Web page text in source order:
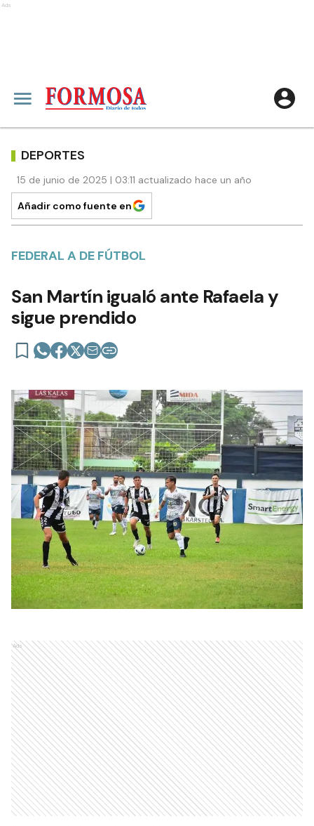
Ads
DEPORTES
15 de junio de 2025 | 03:11 actualizado hace un año
Añadir como fuente en
FEDERAL A DE FÚTBOL
San Martín igualó ante Rafaela y
sigue prendido
Ads